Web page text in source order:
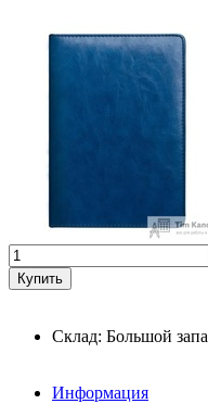
Склад: Большой
Информация